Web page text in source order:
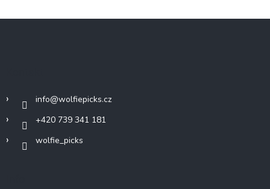
info@wolfiepicks.cz
+420 739 341 181
wolfie_picks